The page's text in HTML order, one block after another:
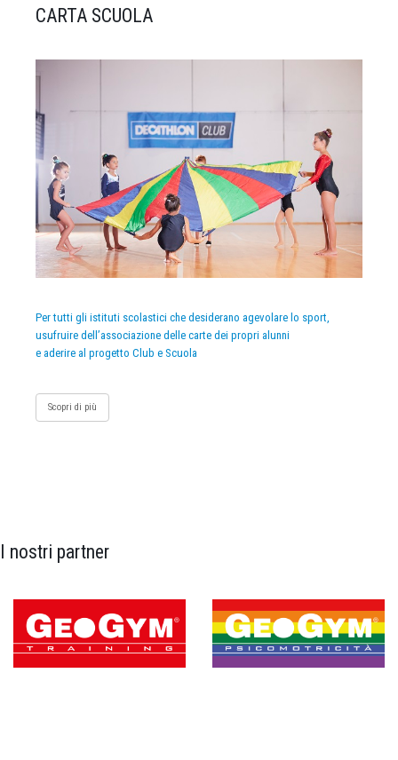
CARTA SCUOLA
Per tutti gli istituti scolastici che desiderano agevolare lo sport,
usufruire dell’associazione delle carte dei propri alunni
e aderire al progetto Club e Scuola
Scopri di più
I nostri partner